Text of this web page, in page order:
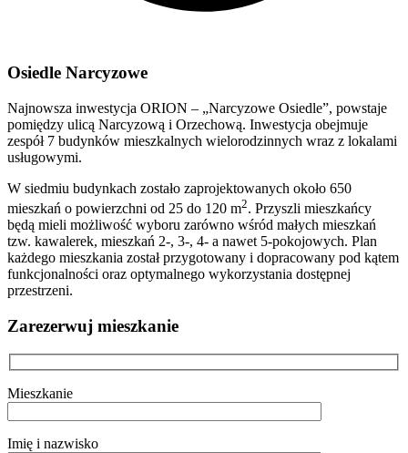
Osiedle Narcyzowe
Najnowsza inwestycja ORION – „Narcyzowe Osiedle”, powstaje
pomiędzy ulicą Narcyzową i Orzechową. Inwestycja obejmuje
zespół 7 budynków mieszkalnych wielorodzinnych wraz z lokalami
usługowymi.
W siedmiu budynkach zostało zaprojektowanych około 650
mieszkań o powierzchni od 25 do 120 m2. Przyszli mieszkańcy
będą mieli możliwość wyboru zarówno wśród małych mieszkań
tzw. kawalerek, mieszkań 2-, 3-, 4- a nawet 5-pokojowych. Plan
każdego mieszkania został przygotowany i dopracowany pod kątem
funkcjonalności oraz optymalnego wykorzystania dostępnej
przestrzeni.
Zarezerwuj mieszkanie
Mieszkanie
Imię i nazwisko